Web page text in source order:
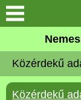
Keresés
Közös
Hivatal
Közérdekű
Közérdekű